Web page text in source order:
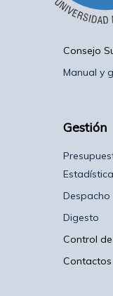
Consejo
Manual y
Gestión
Despacho
Digesto
Control
Contactos